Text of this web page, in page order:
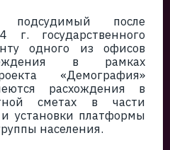
подсудимый после
государственного
одного из офисов
в рамках
«Демография»
расхождения в
сметах в части
установки платформы
населения.